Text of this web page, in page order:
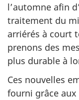
l’automne afin
traitement du
arriérés à court
prenons des
plus durable à
Ces nouvelles
fourni grâce